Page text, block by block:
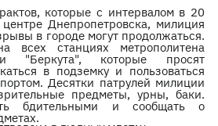
которые с интервалом в 20
Днепропетровска, милиция
в городе могут продолжаться.
станциях метрополитена
"Беркута", которые просят
в подземку и пользоваться
Десятки патрулей милиции
предметы, урны, баки.
бдительными и сообщать о